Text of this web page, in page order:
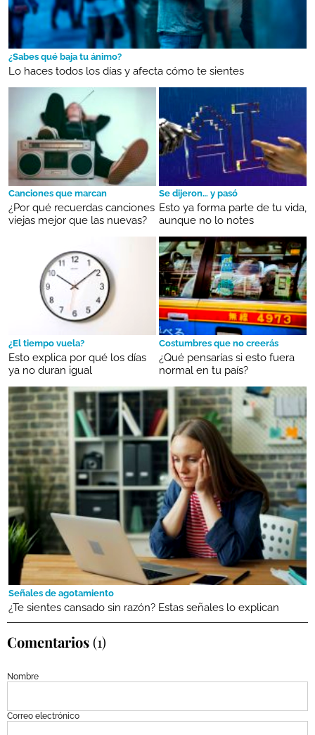
¿Sabes qué baja tu ánimo?
Lo haces todos los días y afecta cómo te sientes
Canciones que marcan
¿Por qué recuerdas canciones
viejas mejor que las nuevas?
Se dijeron… y pasó
Esto ya forma parte de tu vida,
aunque no lo notes
¿El tiempo vuela?
Esto explica por qué los días
ya no duran igual
Costumbres que no creerás
¿Qué pensarías si esto fuera
normal en tu país?
Señales de agotamiento
¿Te sientes cansado sin razón? Estas señales lo explican
Comentarios(1)
Nombre
Correo electrónico